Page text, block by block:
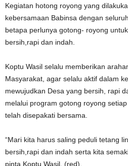
Kegiatan hotong royong yang
kebersamaan Babinsa dengan
betapa perlunya gotong- royong
bersih,rapi dan indah.
Koptu Wasil selalu memberikan
Masyarakat, agar selalu aktif dalam
mewujudkan Desa yang bersih, rapi
melalui program gotong royong
telah disepakati bersama.
“Mari kita harus saling peduli tetang
bersih,rapi dan indah serta kita
pinta Koptu Wasil. (red).